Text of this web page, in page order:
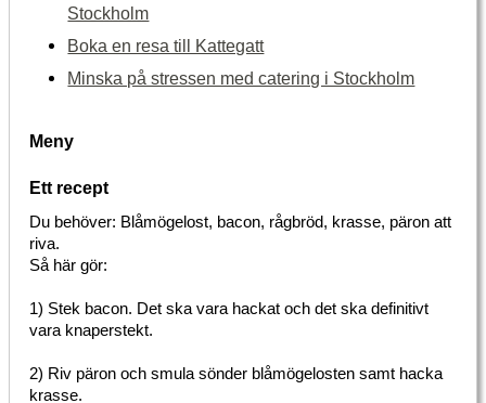
Stockholm
Boka en resa till Kattegatt
Minska på stressen med catering i Stockholm
Meny
Ett recept
Du behöver: Blåmögelost, bacon, rågbröd, krasse, päron att
riva.
Så här gör:
1) Stek bacon. Det ska vara hackat och det ska definitivt
vara knaperstekt.
2) Riv päron och smula sönder blåmögelosten samt hacka
krasse.